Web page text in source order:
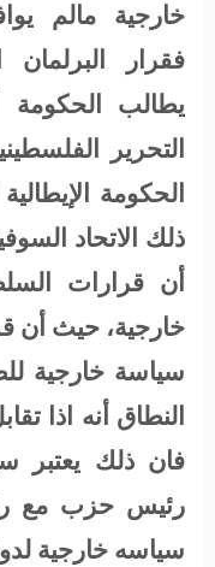
خارجية مالم
يطالب الحكومة
التحرير
الحكومة
ذلك الاتحاد
أن قرارات
خارجية، حيث أن
سياسة خارجية
النطاق أنه اذا
فان ذلك يعتبر
رئيس حزب مع
سياسه خارجية